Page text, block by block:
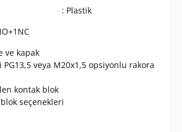
tipi : Plastik
ve kapak
veya M20x1,5 opsiyonlu rakora
kontak blok
seçenekleri